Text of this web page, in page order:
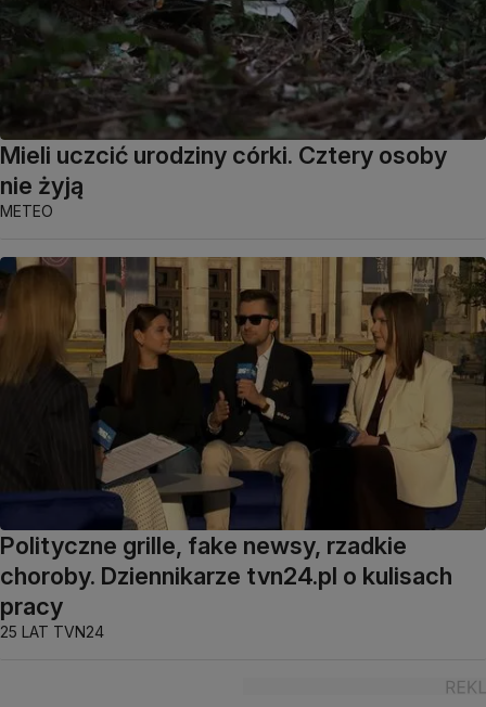
Mieli uczcić urodziny córki. Cztery osoby
nie żyją
METEO
Polityczne grille, fake newsy, rzadkie
choroby. Dziennikarze tvn24.pl o kulisach
pracy
25 LAT TVN24